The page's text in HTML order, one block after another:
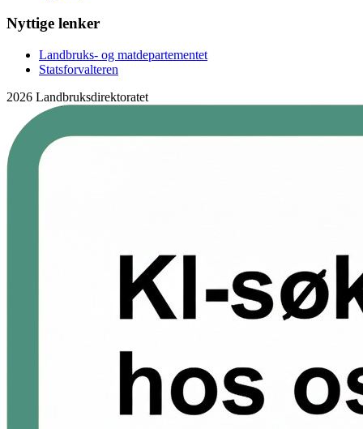
Nyttige lenker
Landbruks- og matdepartementet
Statsforvalteren
2026 Landbruksdirektoratet